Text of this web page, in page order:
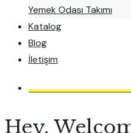
Yemek Odası Takımı
Katalog
Blog
İletişim
Hey,